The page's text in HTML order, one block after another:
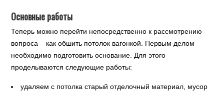
Основные работы
Теперь можно перейти непосредственно к рассмотрению
вопроса – как обшить потолок вагонкой. Первым делом
необходимо подготовить основание. Для этого
проделываются следующие работы:
удаляем с потолка старый отделочный материал, мусор